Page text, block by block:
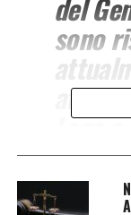
del
sono
Lega
di
che